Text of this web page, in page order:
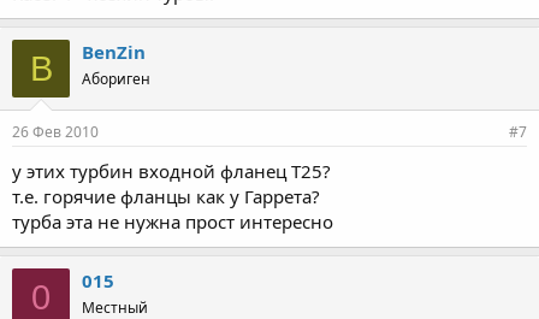
B BenZin
Абориген
26 Фев 2010 #7
у этих турбин входной фланец Т25?
т.е. горячие фланцы как у Гаррета?
турба эта не нужна прост интересно
0 015
Местный